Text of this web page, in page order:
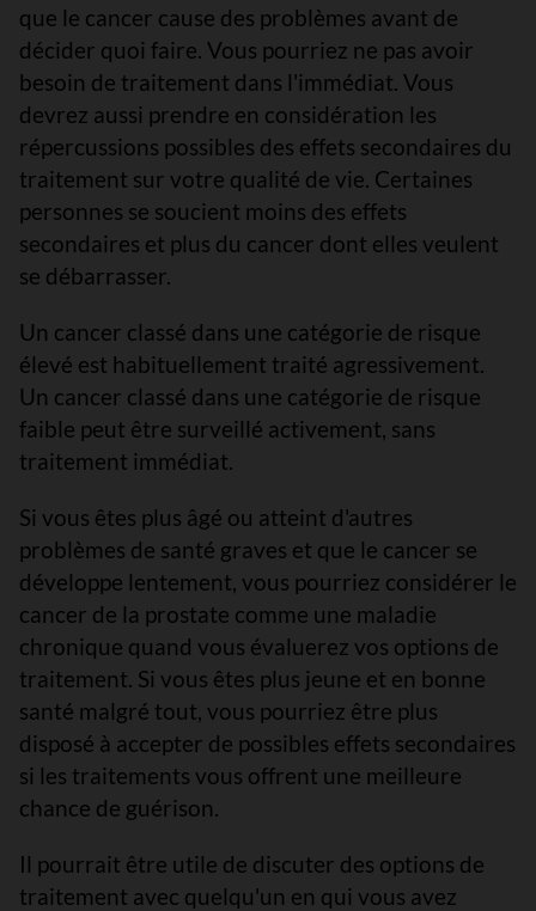
que le cancer cause des problèmes avant de
décider quoi faire. Vous pourriez ne pas avoir
besoin de traitement dans l'immédiat. Vous
devrez aussi prendre en considération les
répercussions possibles des effets secondaires du
traitement sur votre qualité de vie. Certaines
personnes se soucient moins des effets
secondaires et plus du cancer dont elles veulent
se débarrasser.
Un cancer classé dans une catégorie de risque
élevé est habituellement traité agressivement.
Un cancer classé dans une catégorie de risque
faible peut être surveillé activement, sans
traitement immédiat.
Si vous êtes plus âgé ou atteint d'autres
problèmes de santé graves et que le cancer se
développe lentement, vous pourriez considérer le
cancer de la prostate comme une maladie
chronique quand vous évaluerez vos options de
traitement. Si vous êtes plus jeune et en bonne
santé malgré tout, vous pourriez être plus
disposé à accepter de possibles effets secondaires
si les traitements vous offrent une meilleure
chance de guérison.
Il pourrait être utile de discuter des options de
traitement avec quelqu'un en qui vous avez